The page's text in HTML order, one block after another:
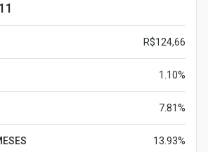
R$124,66
1.10%
7.81%
13.93%